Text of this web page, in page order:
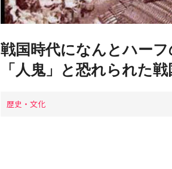
戦国時代になんとハー
「人鬼」と恐れられた
歴史・文化